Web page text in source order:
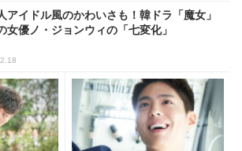
アイドル風のかわいさも！韓ドラ「魔女」
女優ノ・ジョンウィの「七変化」